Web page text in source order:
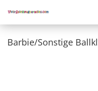
Barbie/Sonstige